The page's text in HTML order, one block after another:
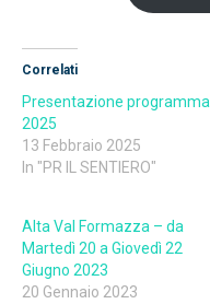
Correlati
Presentazione programma
2025
13 Febbraio 2025
In "PR IL SENTIERO"
Alta Val Formazza – da
Martedì 20 a Giovedì 22
Giugno 2023
20 Gennaio 2023